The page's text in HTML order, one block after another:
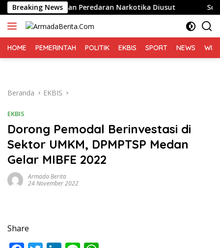
Langsung
ke
konten
Breaking News
Dugaan Peredaran Narkotika Diusut Sofyan Tan:
HOME PEMERINTAH POLITIK EKBIS SPORT NEWS
Beranda EKBIS
EKBIS
Dorong Pemodal Berinvestasi di
Sektor UMKM, DPMPTSP Medan
Gelar MIBFE 2022
Armada Berita
24 November 2022
Share